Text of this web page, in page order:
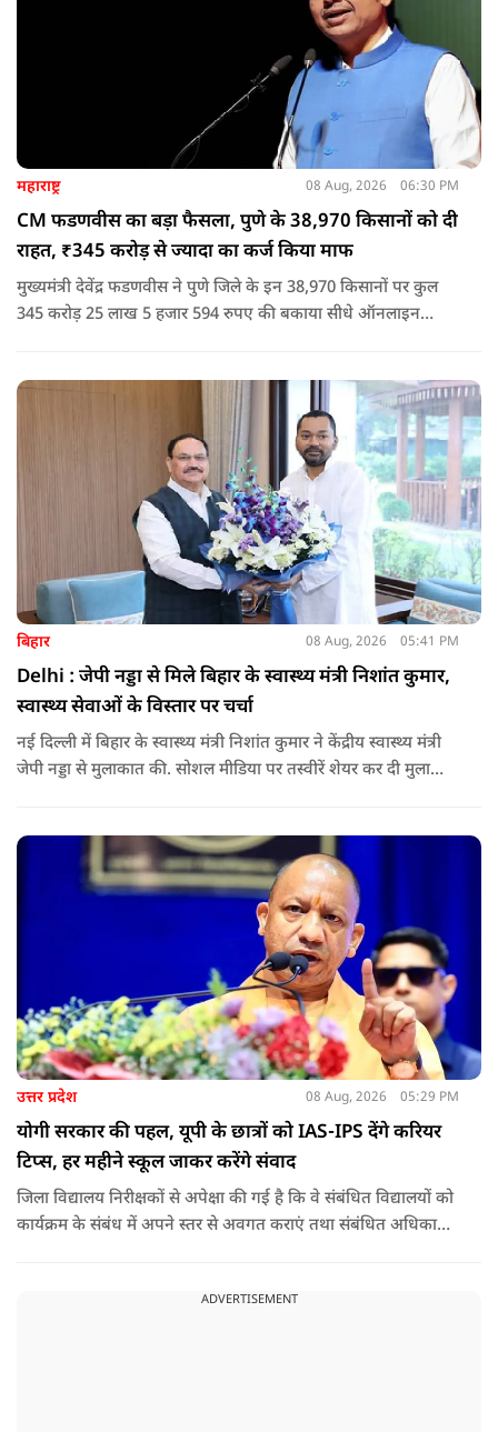
महाराष्ट्र 08 Aug, 2026 06:30 PM
CM फडणवीस का बड़ा फैसला, पुणे के 38,970 किसानों को दी
राहत, ₹345 करोड़ से ज्यादा का कर्ज किया माफ
मुख्यमंत्री देवेंद्र फडणवीस ने पुणे जिले के इन 38,970 किसानों पर कुल
345 करोड़ 25 लाख 5 हजार 594 रुपए की बकाया सीधे ऑनलाइन
बिहार 08 Aug, 2026 05:41 PM
Delhi : जेपी नड्डा से मिले बिहार के स्वास्थ्य मंत्री निशांत कुमार,
स्वास्थ्य सेवाओं के विस्तार पर चर्चा
नई दिल्ली में बिहार के स्वास्थ्य मंत्री निशांत कुमार ने केंद्रीय स्वास्थ्य मंत्री
जेपी नड्डा से मुलाकात की. सोशल मीडिया पर तस्वीरें शेयर कर दी मुलाकात
उत्तर प्रदेश 08 Aug, 2026 05:29 PM
योगी सरकार की पहल, यूपी के छात्रों को IAS-IPS देंगे करियर
टिप्स, हर महीने स्कूल जाकर करेंगे संवाद
जिला विद्यालय निरीक्षकों से अपेक्षा की गई है कि वे संबंधित विद्यालयों को
कार्यक्रम के संबंध में अपने स्तर से अवगत कराएं तथा संबंधित अधिकारी
मुख्य सचिव, माध्यमिक शिक्षा, पार्थ सारथी सेन शर्मा ने बताया कि मुख्य
ADVERTISEMENT